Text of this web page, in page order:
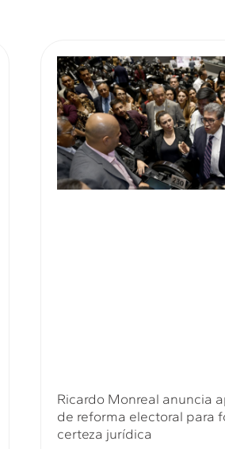
Ricardo Monreal anuncia
de reforma electoral para
certeza jurídica